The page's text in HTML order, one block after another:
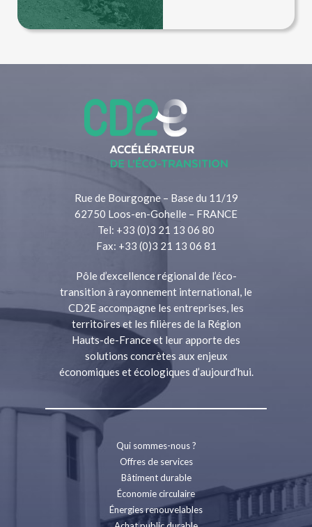
Rue de Bourgogne – Base du 11/19
62750 Loos-en-Gohelle – FRANCE
Tel: +33 (0)3 21 13 06 80
Fax: +33 (0)3 21 13 06 81
Pôle d’excellence régional de l’éco-
transition à rayonnement international, le
CD2E accompagne les entreprises, les
territoires et les filières de la Région
Hauts-de-France et leur apporte des
solutions concrètes aux enjeux
économiques et écologiques d’aujourd’hui.
Qui sommes-nous ?
Offres de services
Bâtiment durable
Économie circulaire
Énergies renouvelables